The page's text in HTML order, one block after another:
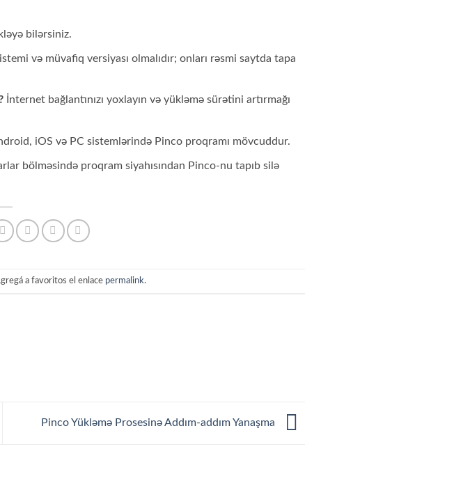
bilərsiniz.
və müvafiq versiyası olmalıdır; onları rəsmi saytda tapa
İnternet bağlantınızı yoxlayın və yükləmə sürətini artırmağı
iOS və PC sistemlərində Pinco proqramı mövcuddur.
bölməsində proqram siyahısından Pinco-nu tapıb silə
a favoritos el enlace permalink.
Pinco Yükləmə Prosesinə Addım-addım Yanaşma